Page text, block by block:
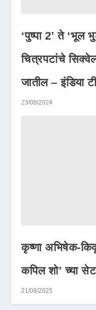
‘पुष्पा 2’ ते ‘भूल
चित्रपटांचे
जातील – इंडिया
23/08/2024
कृष्णा अभिषेक-
कपिल शो’ च्या
21/08/2025